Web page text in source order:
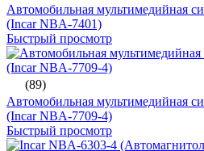
Автомобильная мультимедийная
(Incar NBA-7401)
Быстрый просмотр
(89)
Автомобильная мультимедийная
(Incar NBA-7709-4)
Быстрый просмотр